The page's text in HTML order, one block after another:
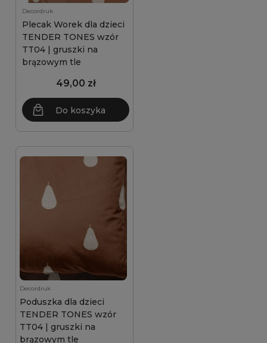
Decordruk
Plecak Worek dla dzieci
TENDER TONES wzór
TT04 | gruszki na
brązowym tle
49,00 zł
Do koszyka
Decordruk
Poduszka dla dzieci
TENDER TONES wzór
TT04 | gruszki na
brązowym tle